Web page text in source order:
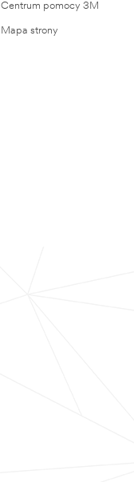
Centrum pomocy 3M
Mapa strony